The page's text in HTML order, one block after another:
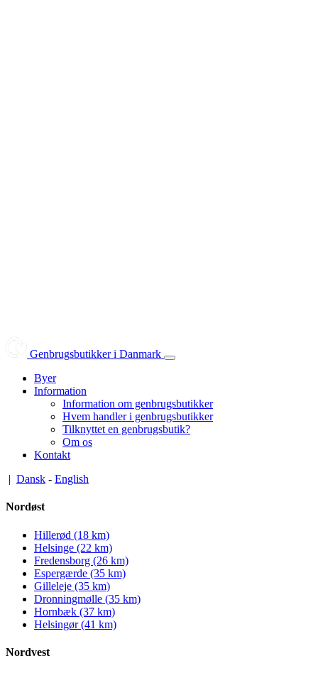
Genbrugsbutikker i Danmark
Byer
Information
Information om genbrugsbutikker
Hvem handler i genbrugsbutikker
Tilknyttet en genbrugsbutik?
Om os
Kontakt
| Dansk - English
Nordøst
Hillerød (18 km)
Helsinge (22 km)
Fredensborg (26 km)
Espergærde (35 km)
Gilleleje (35 km)
Dronningmølle (35 km)
Hornbæk (37 km)
Helsingør (41 km)
Nordvest